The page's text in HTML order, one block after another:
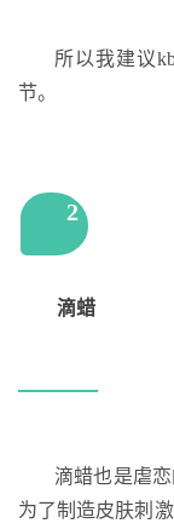
所以我建议
节。
2
滴蜡
滴蜡也是虐
为了制造皮肤刺